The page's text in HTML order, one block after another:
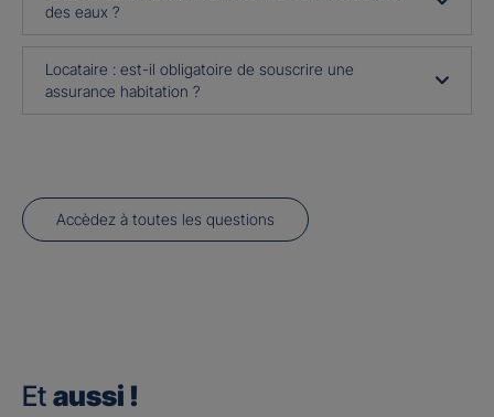
des eaux ?
Locataire : est-il obligatoire de souscrire une
assurance habitation ?
Accèdez à toutes les questions
Et aussi !